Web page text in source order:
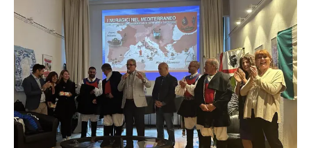
ITALIA
MONDO
POLITICA
ECONOMIA
SERVIZI ALLE IMPRESE